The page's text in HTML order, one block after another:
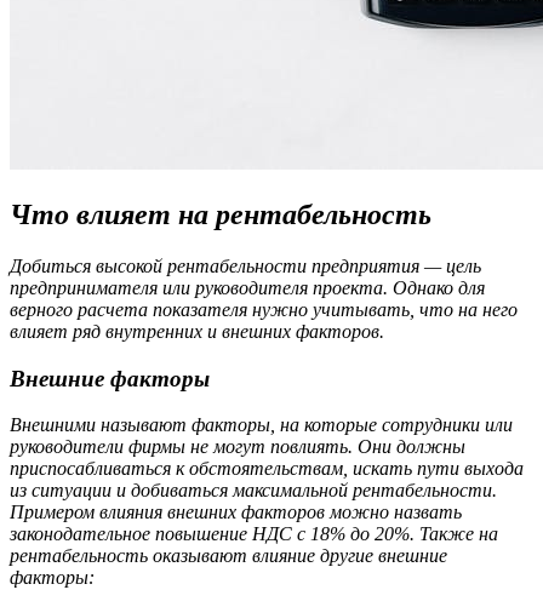
Что влияет на рентабельность
Добиться высокой рентабельности предприятия — цель
предпринимателя или руководителя проекта. Однако для
верного расчета показателя нужно учитывать, что на него
влияет ряд внутренних и внешних факторов.
Внешние факторы
Внешними называют факторы, на которые сотрудники или
руководители фирмы не могут повлиять. Они должны
приспосабливаться к обстоятельствам, искать пути выхода
из ситуации и добиваться максимальной рентабельности.
Примером влияния внешних факторов можно назвать
законодательное повышение НДС с 18% до 20%. Также на
рентабельность оказывают влияние другие внешние
факторы: